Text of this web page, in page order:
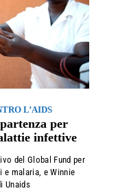
L’AIDS
per
infettive
del Global Fund per
malaria, e Winnie
Unaids